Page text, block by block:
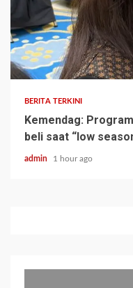
BERITA TERKINI
Kemendag:
beli saat “low
admin 1 hour ago